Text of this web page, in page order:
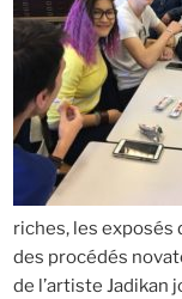
riches, les exposés
des procédés
de l’artiste Jadikan